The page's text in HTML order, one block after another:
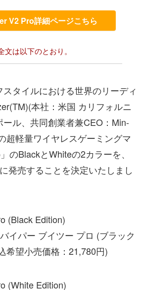
V2 Pro詳細ページこちら
は以下のとおり。
タイルにおける世界のリーディ
本社：米国 カリフォルニ
ル、共同創業者兼CEO：Min-
超軽量ワイヤレスゲーミングマ
のBlackとWhiteの2カラーを、
発売することを決定いたしまし
(Black Edition)
イパー ブイツー プロ (ブラック
希望小売価格：21,780円)
(White Edition)